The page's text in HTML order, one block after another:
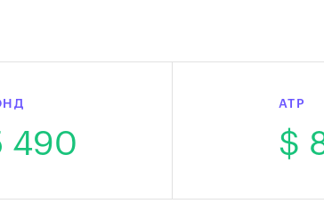
490
ATP
$